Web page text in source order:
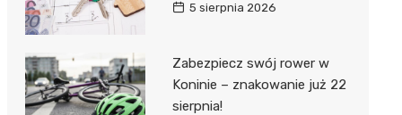
5 sierpnia 2026
Zabezpiecz swój rower w
Koninie – znakowanie już 22
sierpnia!